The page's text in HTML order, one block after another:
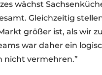
wächst
Gleichzeitig
größer ist, als wir
war daher ein
nicht vermehren.”